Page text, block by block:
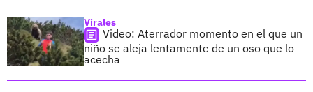
Virales
Video: Aterrador momento en el que un
niño se aleja lentamente de un oso que lo
acecha